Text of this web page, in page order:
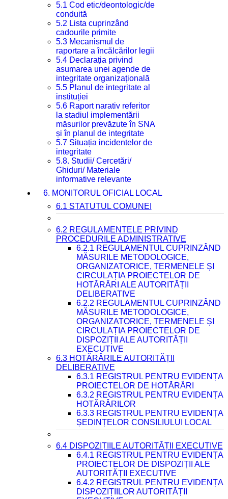
5.1 Cod etic/deontologic/de
conduită
5.2 Lista cuprinzând
cadourile primite
5.3 Mecanismul de
raportare a încălcărilor legii
5.4 Declarația privind
asumarea unei agende de
integritate organizațională
5.5 Planul de integritate al
instituției
5.6 Raport narativ referitor
la stadiul implementării
măsurilor prevăzute în SNA
și în planul de integritate
5.7 Situația incidentelor de
integritate
5.8. Studii/ Cercetări/
Ghiduri/ Materiale
informative relevante
6. MONITORUL OFICIAL LOCAL
6.1 STATUTUL COMUNEI
6.2 REGULAMENTELE PRIVIND
PROCEDURILE ADMINISTRATIVE
6.2.1 REGULAMENTUL CUPRINZÂND
MĂSURILE METODOLOGICE,
ORGANIZATORICE, TERMENELE ȘI
CIRCULAȚIA PROIECTELOR DE
HOTĂRÂRI ALE AUTORITĂȚII
DELIBERATIVE
6.2.2 REGULAMENTUL CUPRINZÂND
MĂSURILE METODOLOGICE,
ORGANIZATORICE, TERMENELE ȘI
CIRCULAȚIA PROIECTELOR DE
DISPOZIȚII ALE AUTORITĂȚII
EXECUTIVE
6.3 HOTĂRÂRILE AUTORITĂȚII
DELIBERATIVE
6.3.1 REGISTRUL PENTRU EVIDENȚA
PROIECTELOR DE HOTĂRÂRI
6.3.2 REGISTRUL PENTRU EVIDENȚA
HOTĂRÂRILOR
6.3.3 REGISTRUL PENTRU EVIDENȚA
ȘEDINȚELOR CONSILIULUI LOCAL
6.4 DISPOZIȚIILE AUTORITĂȚII EXECUTIVE
6.4.1 REGISTRUL PENTRU EVIDENȚA
PROIECTELOR DE DISPOZIȚII ALE
AUTORITĂȚII EXECUTIVE
6.4.2 REGISTRUL PENTRU EVIDENȚA
DISPOZIȚIILOR AUTORITĂȚII